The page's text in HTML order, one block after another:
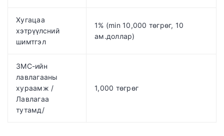
Хугацаа
хэтрүүлсний
шимтгэл
1% (min 10,000 төгрөг, 10
ам.доллар)
ЗМС-ийн
лавлагааны
хураамж /
Лавлагаа
тутамд/
1,000 төгрөг